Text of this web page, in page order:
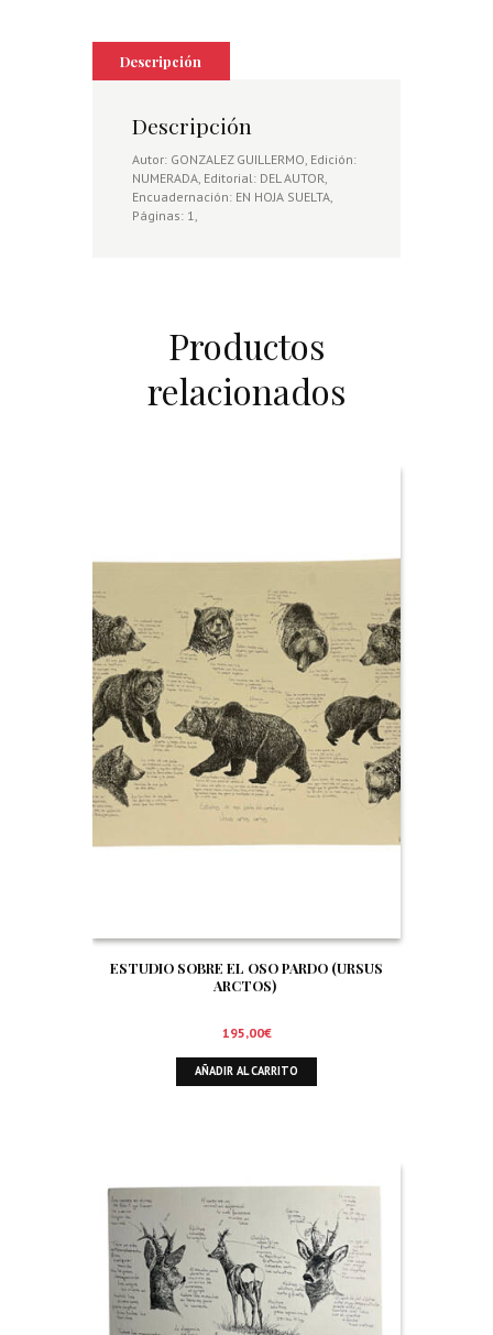
Descripción
Descripción
Autor: GONZALEZ GUILLERMO, Edición:
NUMERADA, Editorial: DEL AUTOR,
Encuadernación: EN HOJA SUELTA,
Páginas: 1,
Productos
relacionados
ESTUDIO SOBRE EL OSO PARDO (URSUS
ARCTOS)
195,00€
AÑADIR AL CARRITO